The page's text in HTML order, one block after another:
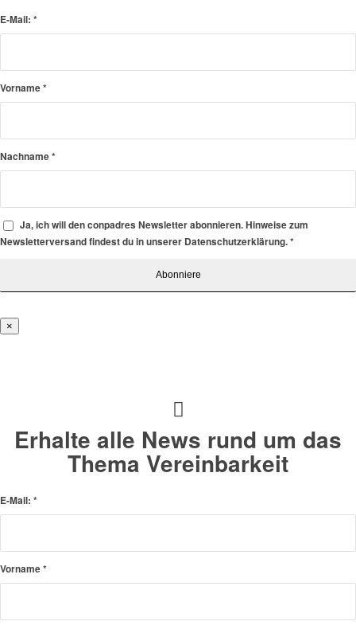
E-Mail: *
Vorname*
Nachname*
Ja, ich will den conpadres Newsletter abonnieren. Hinweise zum
Newsletterversand findest du in unserer Datenschutzerklärung.*
×
Erhalte alle News rund um das
Thema Vereinbarkeit
E-Mail: *
Vorname*